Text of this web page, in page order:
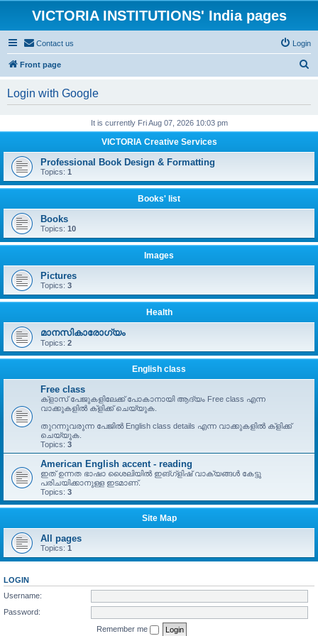
VICTORIA INSTITUTIONS' India pages
Contact us Login
Front page
c
Login with Google
It is currently Fri Aug 07, 2026 10:03 pm
VICTORIA Creative Services
Professional Book Design & Formatting
Topics: 1
Books' list
Books
Topics: 10
Images
Pictures
Topics: 3
Health
മാനസികാരോഗ്യം
Topics: 2
English class
Free class
ക്ളാസ് പേജുകളിലേക്ക് പോകാനായി ആദ്യം Free class എന്ന
വാക്കുകളിൽ ക്ളിക്ക് ചെയ്യുക.
തുറന്നുവരുന്ന പേജിൽ English class details എന്ന വാക്കുകളിൽ ക്ളിക്ക്
ചെയ്യുക.
Topics: 3
American English accent - reading
ഇത് ഉന്നത ഭാഷാ ശൈലിയിൽ ഇങ്ഗ്ളിഷ് വാക്യങ്ങൾ കേട്ടു
പരിചയിക്കാനുള്ള ഇടമാണ്.
Topics: 3
Site Map
All pages
Topics: 1
LOGIN
Username:
Password:
Remember me